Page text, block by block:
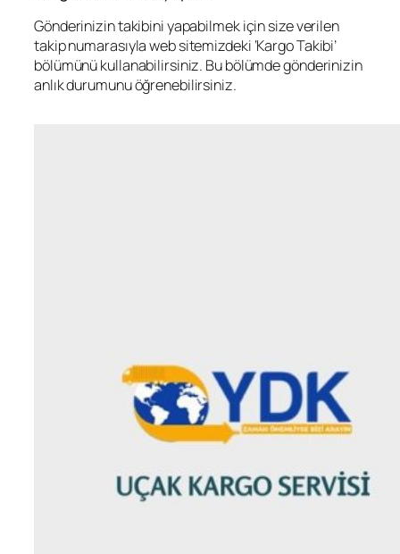
Gönderinizin takibini yapabilmek için size verilen
takip numarasıyla web sitemizdeki ‘Kargo Takibi’
bölümünü kullanabilirsiniz. Bu bölümde gönderinizin
anlık durumunu öğrenebilirsiniz.